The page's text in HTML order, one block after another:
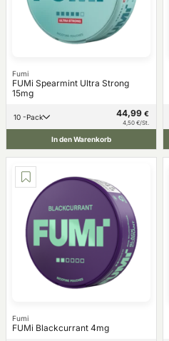
Fumi
FUMi Spearmint Ultra Strong
15mg
10 -Pack 44,99 €
4,50 €/St.
In den Warenkorb
Fumi
FUMi Blackcurrant 4mg